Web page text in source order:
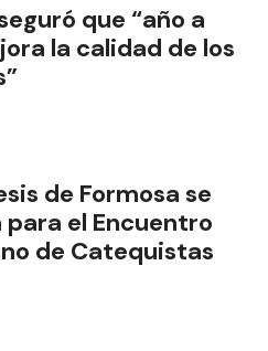
que “año a
la calidad de los
de Formosa se
el Encuentro
de Catequistas